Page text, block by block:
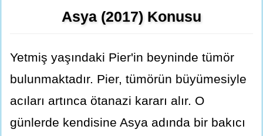
Asya (2017) Konusu
Yetmiş yaşındaki Pier'in beyninde tümör
bulunmaktadır. Pier, tümörün büyümesiyle
acıları artınca ötanazi kararı alır. O
günlerde kendisine Asya adında bir bakıcı